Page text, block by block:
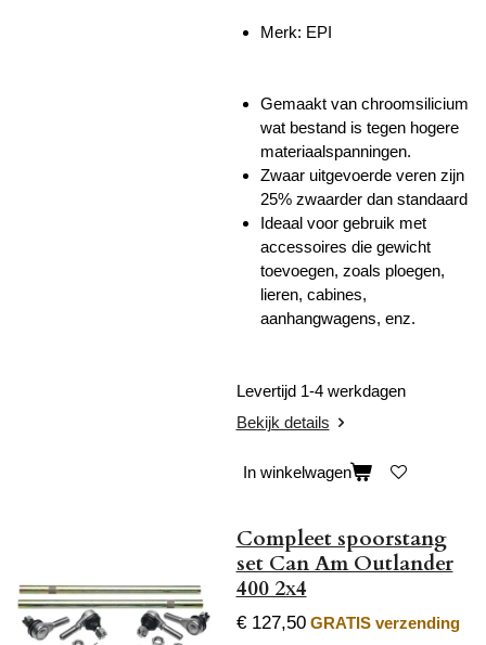
Merk: EPI
Gemaakt van chroomsilicium
wat bestand is tegen hogere
materiaalspanningen.
Zwaar uitgevoerde veren zijn
25% zwaarder dan standaard
Ideaal voor gebruik met
accessoires die gewicht
toevoegen, zoals ploegen,
lieren, cabines,
aanhangwagens, enz.
Levertijd 1-4 werkdagen
Bekijk details
In winkelwagen
Compleet spoorstang
set Can Am Outlander
400 2x4
€ 127,50 GRATIS verzending